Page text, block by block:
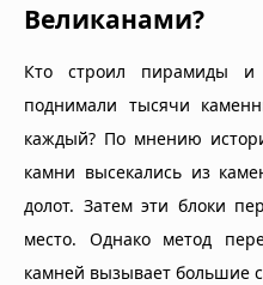
Великанами?
Кто строил пирамиды и
поднимали тысячи
каждый? По мнению
камни высекались из
долот. Затем эти блоки
место. Однако метод
камней вызывает большие